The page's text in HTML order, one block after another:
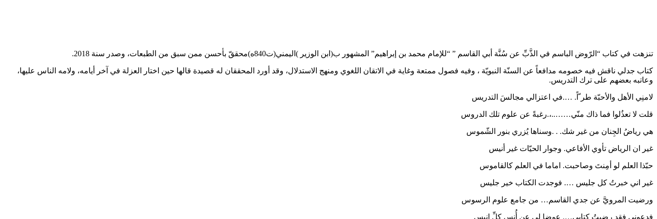
تنزهت في كتاب “الرّوض الباسم في الذَّبِّ عن سُنَّة أبي القاسم ” “للإمام محمد بن إبراهيم” المشهور ب(ابن الوزير )اليمني(ت840ه)محققّ بأحسن ممن سبق من الطبعات، وصدر سنة 2018.
كتاب جدلي ناقش فيه خصومه مدافعاً عن السنّة النبويّة ، وفيه فصول ممتعة وغاية في الاتقان اللغوي ومنهج الاستدلال، وقد أورد المحققان له قصيدة قالها حين اختار العزلة في آخر أيامه، ولامه الناس عليها،
وعاتبه بعضهم على ترك التدريس.
لامنِي الأهل والأحبّة طر ّاً. ….في اعتزالي مجالسَ التدريس
قلت لا تعذُلوا فما ذاك منّي……..،.رغبةً عن علوم تلك الدروس
هي رياضُ الجِنان من غير شك. . .وسناها يُزري بنور الشّموس
غير ان الرياض تأوي الأفاعي. وجوار الحيّات غير أنيس
حبّذا العلم لو أمِنتَ وصاحبت. اماما في العلم كالقاموس
غير اني خبرتُ كل جليس …. فوجدت الكتاب خير جليس
ورضيت المرويَّ عن جدي القاسم… من جامع علوم الرسوس
فدعوني فقد رضيتُ كتابي…. عوضا لي عن أُنس كلِّ انيسِ